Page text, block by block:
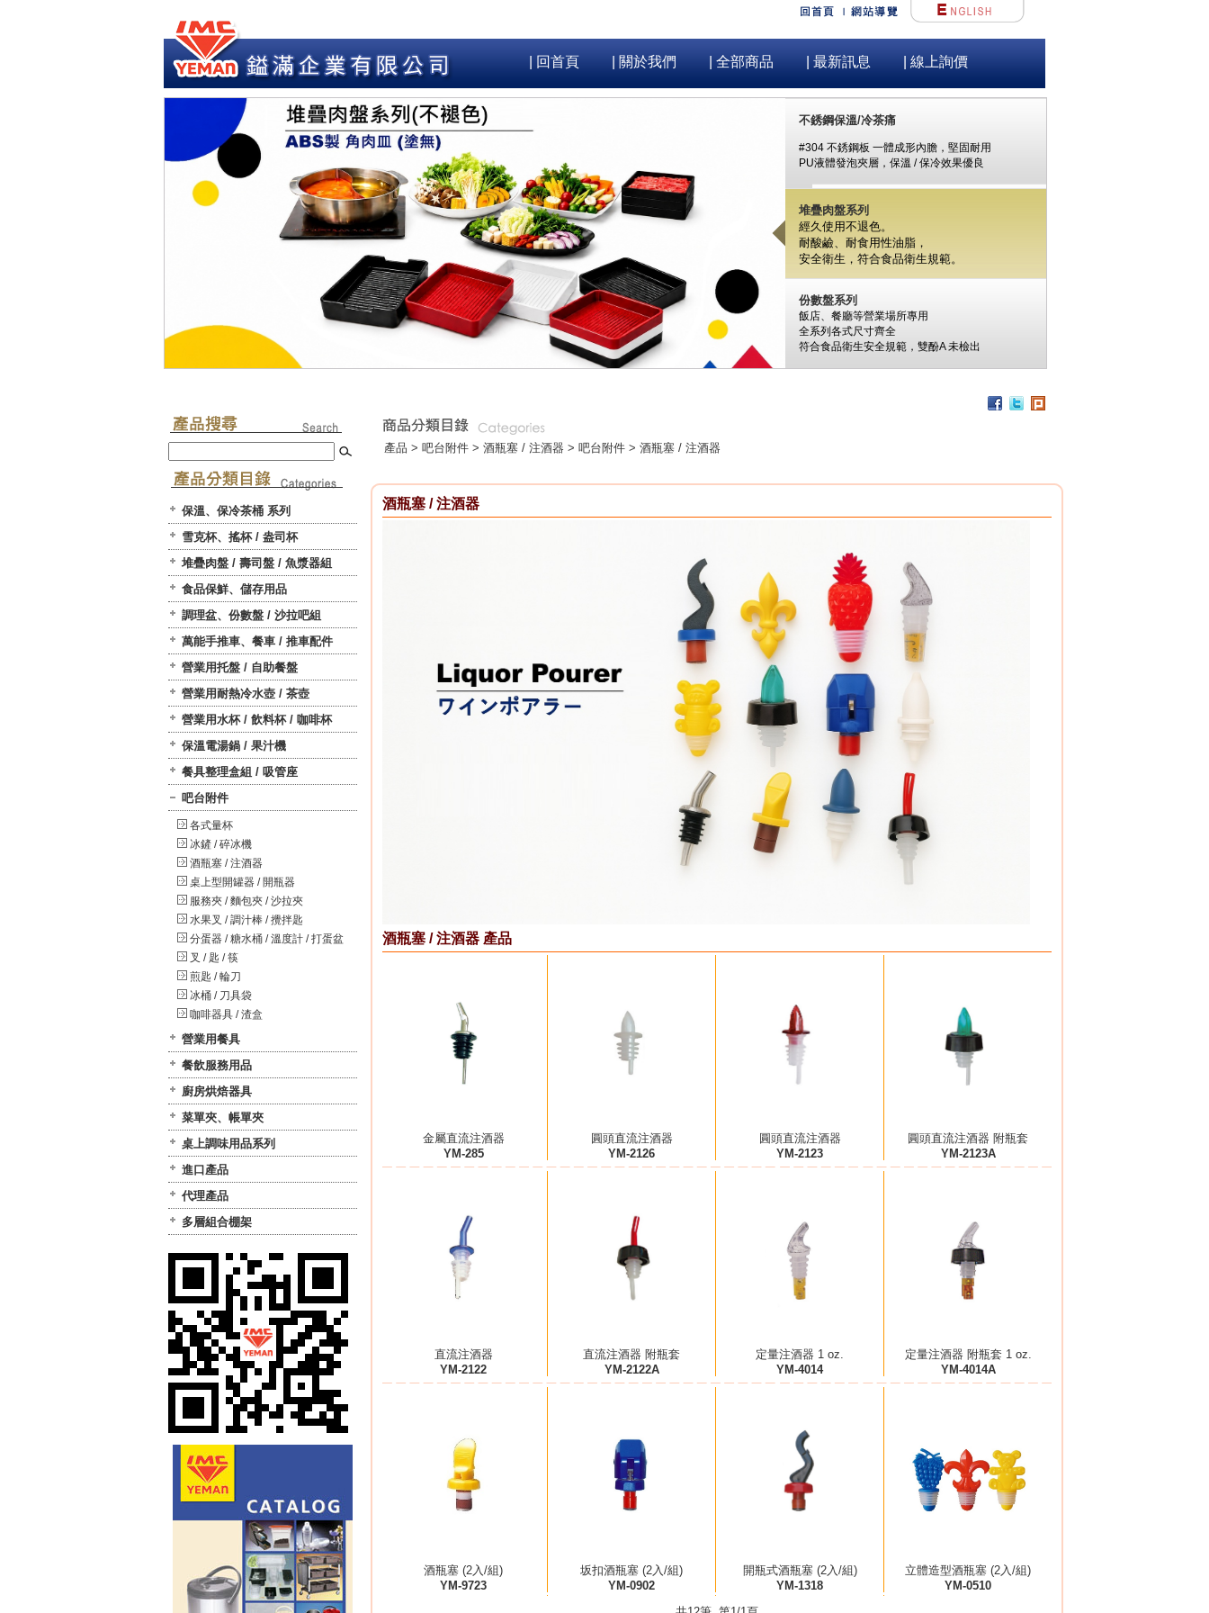
| 回首頁 | 關於我們 | 全部商品 | 最新訊息 | 線上詢價
不銹鋼保溫/冷茶痛
#304 不銹鋼板 一體成形內膽，堅固耐用
PU液體發泡夾層，保溫 / 保冷效果優良
堆疊肉盤系列
經久使用不退色。
耐酸鹼、耐食用性油脂，
安全衛生， 符合食品衛生規範。
份數盤系列
飯店、餐廳等營業場所專用
全系列各式尺寸齊全
符合食品衛生安全規範， 雙酚A 未檢出
保溫、保冷茶桶 系列
雪克杯、搖杯 / 盎司杯
堆疊肉盤 / 壽司盤 / 魚漿器組
食品保鮮、儲存用品
調理盆、份數盤 / 沙拉吧組
萬能手推車、餐車 / 推車配件
營業用托盤 / 自助餐盤
營業用耐熱冷水壺 / 茶壺
營業用水杯 / 飲料杯 / 咖啡杯
保溫電湯鍋 / 果汁機
餐具整理盒組 / 吸管座
吧台附件
各式量杯
冰鏟 / 碎冰機
酒瓶塞 / 注酒器
桌上型開罐器 / 開瓶器
服務夾 / 麵包夾 / 沙拉夾
水果叉 / 調汁棒 / 攪拌匙
分蛋器 / 糖水桶 / 溫度計 / 打蛋盆
叉 / 匙 / 筷
煎匙 / 輪刀
冰桶 / 刀具袋
咖啡器具 / 渣盒
營業用餐具
餐飲服務用品
廚房烘焙器具
菜單夾、帳單夾
桌上調味用品系列
進口產品
代理產品
多層組合棚架
產品 > 吧台附件 > 酒瓶塞 / 注酒器 > 吧台附件 > 酒瓶塞 / 注酒器
酒瓶塞 / 注酒器
酒瓶塞 / 注酒器 產品
金屬直流注酒器
YM-285
圓頭直流注酒器
YM-2126
圓頭直流注酒器
YM-2123
圓頭直流注酒器 附瓶套
YM-2123A
直流注酒器
YM-2122
直流注酒器 附瓶套
YM-2122A
定量注酒器 1 oz.
YM-4014
定量注酒器 附瓶套 1 oz.
YM-4014A
酒瓶塞 (2入/組)
YM-9723
坂扣酒瓶塞 (2入/組)
YM-0902
開瓶式酒瓶塞 (2入/組)
YM-1318
立體造型酒瓶塞 (2入/組)
YM-0510